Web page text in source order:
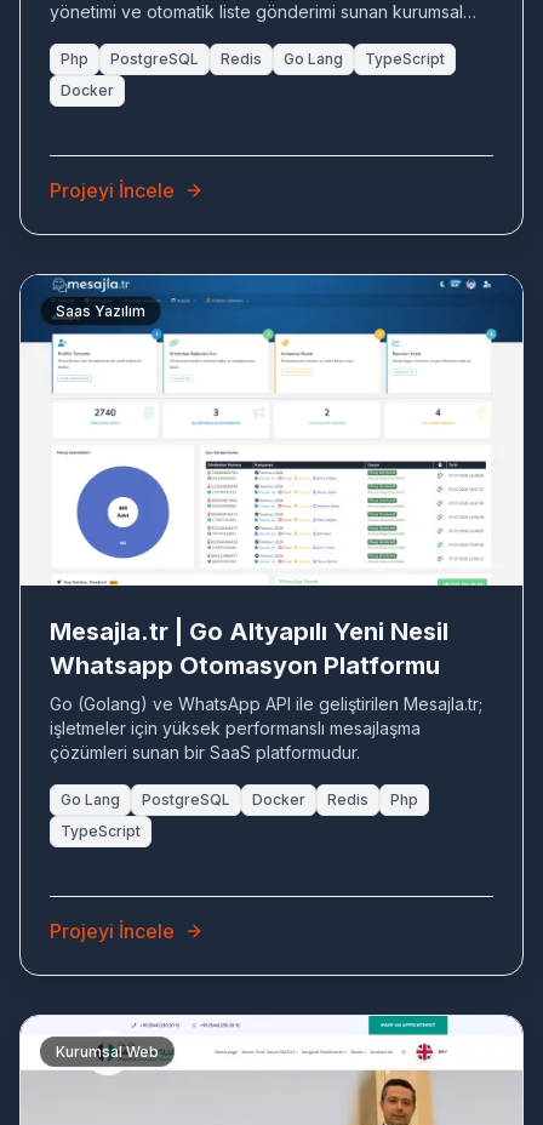
yönetimi ve otomatik liste gönderimi sunan kurumsal
Php PostgreSQL Redis Go Lang
TypeScript
Docker
Projeyi İncele
ME
Saas Yazılım
Mesajla.tr | Go Altyapılı Yeni Nesil
Whatsapp Otomasyon Platformu
Go (Golang) ve WhatsApp API ile geliştirilen Mesajla.tr;
işletmeler için yüksek performanslı mesajlaşma
çözümleri sunan bir SaaS platformudur.
Go Lang PostgreSQL Docker Redis
Php
TypeScript
Projeyi İncele
Kurumsal Web